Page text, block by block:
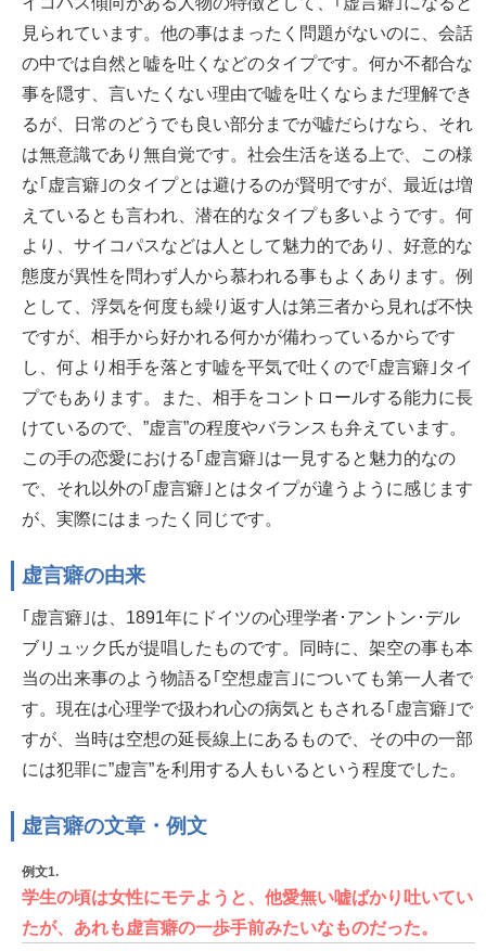
見られています。他の事はまったく問題がないのに、会話
の中では自然と嘘を吐くなどのタイプです。何か不都合な
事を隠す、言いたくない理由で嘘を吐くならまだ理解でき
るが、日常のどうでも良い部分までが嘘だらけなら、それ
は無意識であり無自覚です。社会生活を送る上で、この様
な｢虚言癖｣のタイプとは避けるのが賢明ですが、最近は増
えているとも言われ、潜在的なタイプも多いようです。何
より、サイコパスなどは人として魅力的であり、好意的な
態度が異性を問わず人から慕われる事もよくあります。例
として、浮気を何度も繰り返す人は第三者から見れば不快
ですが、相手から好かれる何かが備わっているからです
し、何より相手を落とす嘘を平気で吐くので｢虚言癖｣タイ
プでもあります。また、相手をコントロールする能力に長
けているので、”虚言”の程度やバランスも弁えています。
この手の恋愛における｢虚言癖｣は一見すると魅力的なの
で、それ以外の｢虚言癖｣とはタイプが違うように感じます
が、実際にはまったく同じです。
虚言癖の由来
｢虚言癖｣は、1891年にドイツの心理学者･アントン･デル
ブリュック氏が提唱したものです。同時に、架空の事も本
当の出来事のよう物語る｢空想虚言｣についても第一人者で
す。現在は心理学で扱われ心の病気ともされる｢虚言癖｣で
すが、当時は空想の延長線上にあるもので、その中の一部
には犯罪に”虚言”を利用する人もいるという程度でした。
虚言癖の文章・例文
例文1.
学生の頃は女性にモテようと、他愛無い嘘ばかり吐いてい
たが、あれも虚言癖の一歩手前みたいなものだった。